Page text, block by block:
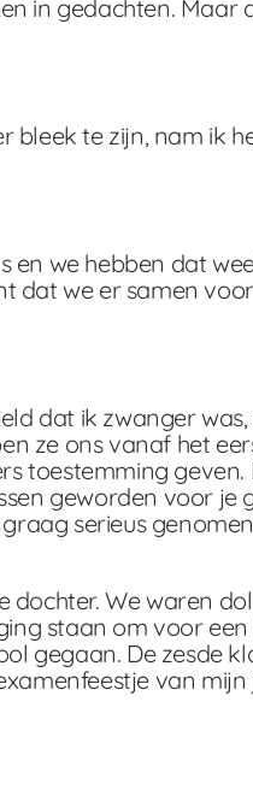
in gedachten.
bleek te zijn, nam ik
en we hebben dat
we er samen
dat ik zwanger
ze ons vanaf het
toestemming
geworden voor je
serieus
We waren
staan om voor
gegaan. De zesde
van